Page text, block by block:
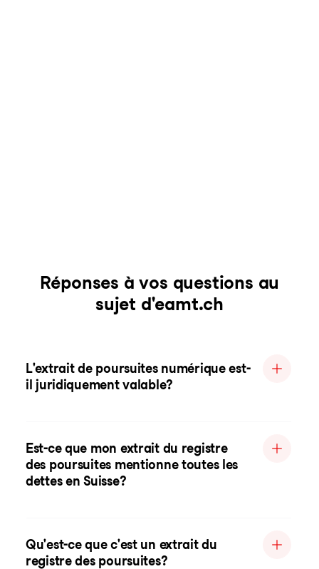
Réponses à vos questions au
sujet d'eamt.ch
L'extrait de poursuites numérique est-
il juridiquement valable?
Est-ce que mon extrait du registre
des poursuites mentionne toutes les
dettes en Suisse?
Qu'est-ce que c'est un extrait du
registre des poursuites?